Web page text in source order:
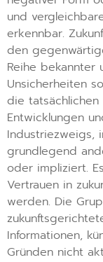
und
erkennbar.
den
Reihe bekannter
Unsicherheiten
die tatsächlichen
Entwicklungen
Industriezweigs,
grundlegend
oder impliziert.
Vertrauen in
werden. Die
Informationen,
Gründen nicht